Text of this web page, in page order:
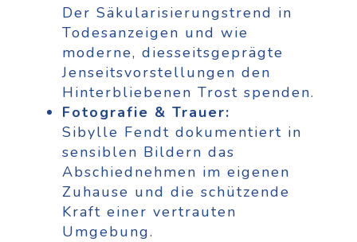
Der Säkularisierungstrend in
Todesanzeigen und wie
moderne, diesseitsgeprägte
Jenseitsvorstellungen den
Hinterbliebenen Trost spenden.
Fotografie & Trauer:
Sibylle Fendt dokumentiert in
sensiblen Bildern das
Abschiednehmen im eigenen
Zuhause und die schützende
Kraft einer vertrauten
Umgebung.